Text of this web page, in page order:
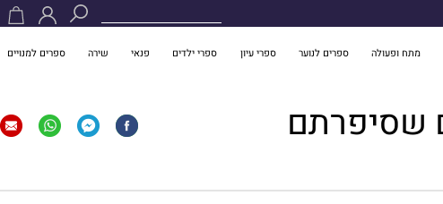
מתח ופעולה ספרים לנוער ספרי עיון ספרי ילדים פנאי שירה ספרים למנויים